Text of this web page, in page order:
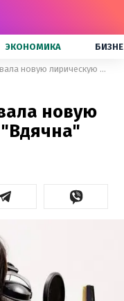
ЭКОНОМИКА
Джамала презентовала новую лирическую песню "Вдячна"
новую